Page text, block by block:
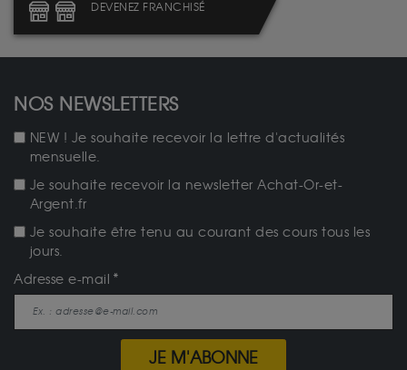
DEVENEZ FRANCHISÉ
NOS NEWSLETTERS
NEW ! Je souhaite recevoir la lettre d'actualités
mensuelle.
Je souhaite recevoir la newsletter Achat-Or-et-
Argent.fr
Je souhaite être tenu au courant des cours tous les
jours.
Adresse e-mail
JE M'ABONNE